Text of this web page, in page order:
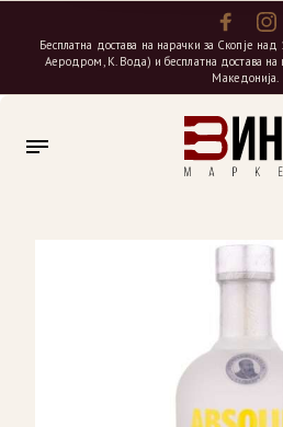
Бесплатна достава на нарачки за Скопје
Аеродром, К. Вода) и бесплатна достава
Македонија.